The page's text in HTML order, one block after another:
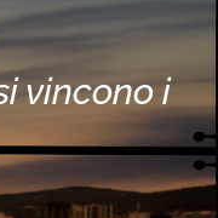
vincono i